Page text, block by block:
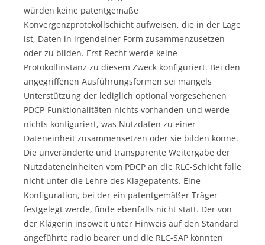
würden keine patentgemäße
Konvergenzprotokollschicht aufweisen, die in der Lage
ist, Daten in irgendeiner Form zusammenzusetzen
oder zu bilden. Erst Recht werde keine
Protokollinstanz zu diesem Zweck konfiguriert. Bei den
angegriffenen Ausführungsformen sei mangels
Unterstützung der lediglich optional vorgesehenen
PDCP-Funktionalitäten nichts vorhanden und werde
nichts konfiguriert, was Nutzdaten zu einer
Dateneinheit zusammensetzen oder sie bilden könne.
Die unveränderte und transparente Weitergabe der
Nutzdateneinheiten vom PDCP an die RLC-Schicht falle
nicht unter die Lehre des Klagepatents. Eine
Konfiguration, bei der ein patentgemäßer Träger
festgelegt werde, finde ebenfalls nicht statt. Der von
der Klägerin insoweit unter Hinweis auf den Standard
angeführte radio bearer und die RLC-SAP könnten